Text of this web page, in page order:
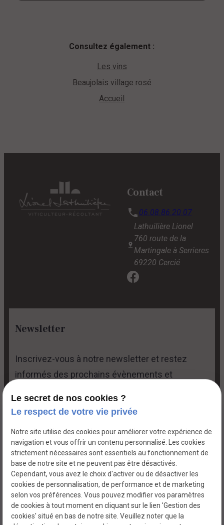
Consultez également :
Les vins
Beaujolais village rosé
Accueil
Contact
06.08.86.20.07
Lathuilière Lionel
760 route de la
Martingale à Serrieres
69220 Cercié
Newsletter
Inscrivez-vous à notre newsletter et restez
informés des prochains évènements et
Mentions
légales
Politique de
confidentialité
Siret :75299011900014
Le secret de nos cookies ?
Le respect de votre vie privée
Notre site utilise des cookies pour améliorer votre expérience de
navigation et vous offrir un contenu personnalisé. Les cookies
strictement nécessaires sont essentiels au fonctionnement de
base de notre site et ne peuvent pas être désactivés.
Cependant, vous avez le choix d'activer ou de désactiver les
cookies de personnalisation, de performance et de marketing
selon vos préférences. Vous pouvez modifier vos paramètres
de cookies à tout moment en cliquant sur le lien 'Gestion des
cookies' situé en bas de notre site. Veuillez noter que la